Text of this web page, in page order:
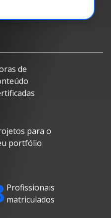
de
para o
portfólio
Profissionais
matriculados